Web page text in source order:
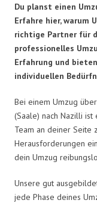
Du planst einen
Erfahre hier, warum
richtige Partner für
professionelles
Erfahrung und
individuellen
Bei einem Umzug
(Saale) nach Nazilli
Team an deiner Seite
Herausforderungen
dein Umzug
Unsere gut
jede Phase deines